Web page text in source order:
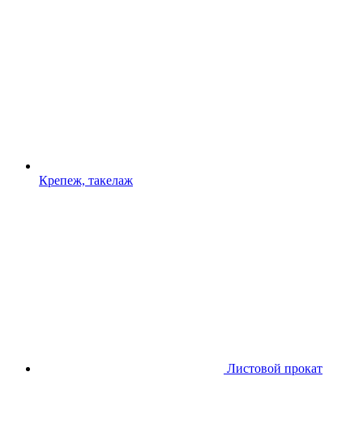
Крепеж, такелаж
Листовой прокат